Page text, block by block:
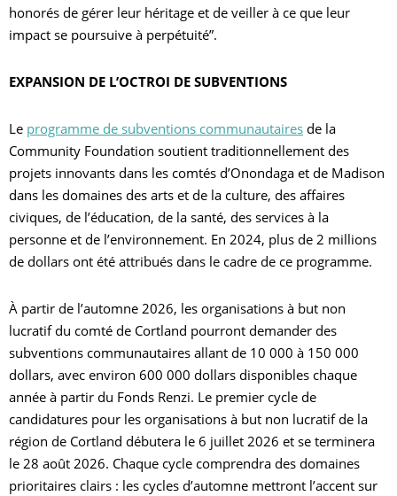
honorés de gérer leur héritage et de veiller à ce que leur
impact se poursuive à perpétuité”.
EXPANSION DE L’OCTROI DE SUBVENTIONS
Le programme de subventions communautaires de la
Community Foundation soutient traditionnellement des
projets innovants dans les comtés d’Onondaga et de Madison
dans les domaines des arts et de la culture, des affaires
civiques, de l’éducation, de la santé, des services à la
personne et de l’environnement. En 2024, plus de 2 millions
de dollars ont été attribués dans le cadre de ce programme.
À partir de l’automne 2026, les organisations à but non
lucratif du comté de Cortland pourront demander des
subventions communautaires allant de 10 000 à 150 000
dollars, avec environ 600 000 dollars disponibles chaque
année à partir du Fonds Renzi. Le premier cycle de
candidatures pour les organisations à but non lucratif de la
région de Cortland débutera le 6 juillet 2026 et se terminera
le 28 août 2026. Chaque cycle comprendra des domaines
prioritaires clairs : les cycles d’automne mettront l’accent sur